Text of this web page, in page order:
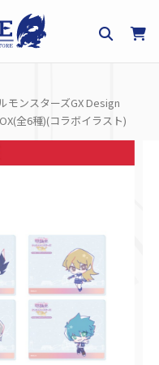
ンスターズGX Design
全6種)(コラボイラスト)